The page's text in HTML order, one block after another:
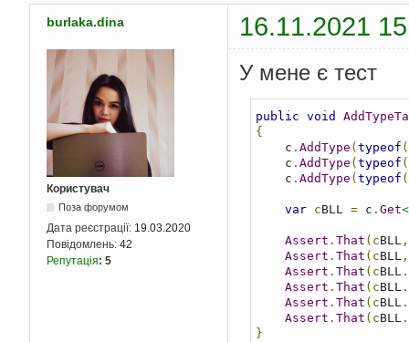
burlaka.dina 16.11.2021
Користувач
Поза форумом
Дата реєстрації: 19.03.2020
Повідомлень: 42
Репутація: 5
У мене є тест
public void
{
    c
. AddType ( typeof (
    c
. AddType ( typeof (
    c
. AddType ( typeof (
var сBLL = c . Get
Assert . That (сBLL,
Assert . That (сBLL,
Assert . That (сBLL.
Assert . That (сBLL.
Assert . That (сBLL.
Assert . That (сBLL.
}